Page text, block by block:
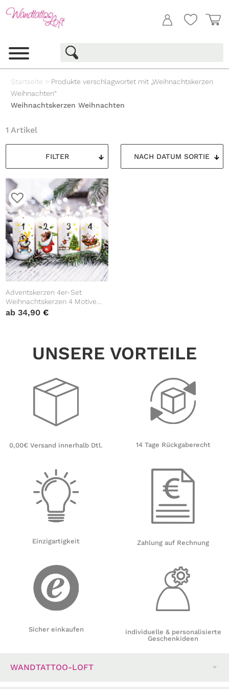
Startseite > Produkte verschlagwortet mit „Weihnachtskerzen
Weihnachten“
Weihnachtskerzen Weihnachten
FILTER
1 Artikel
Adventskerzen 4er-Set
Weihnachtskerzen 4 Motive
Weihnachtsmann Wintertiere
ab34,90€
UNSERE VORTEILE
0,00€ Versand innerhalb Dtl.
Einzigartigkeit
Sicher einkaufen
14 Tage Rückgaberecht
Zahlung auf Rechnung
individuelle & personalisierte
Geschenkideen
WANDTATTOO-LOFT